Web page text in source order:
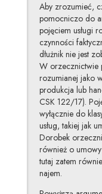
Aby zrozumieć,
pomocniczo do
pojęciem usługi
czynności
dłużnik nie jest
W orzecznictwie
rozumianej jako
produkcja lub
CSK 122/17).
wyłącznie do
usług, takiej jak
Dorobek
również o
tutaj zatem
najem.